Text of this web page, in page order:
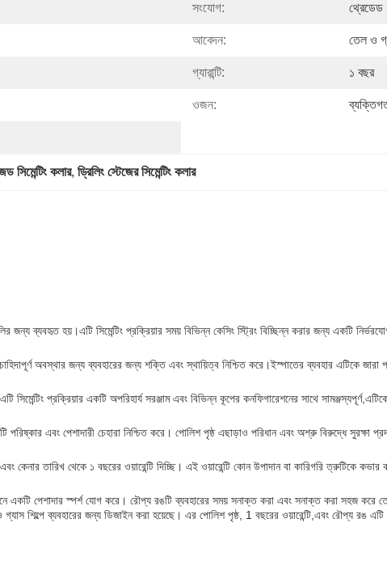
সংযোগ: থ্রেডেড
আবেদন: তেল ও
গ্যারান্টি: ১ বছর
ওজন:
সিমেন্টিং কলার, ড্রিলিং স্টেজের সিমেন্টিং কলার
জন্য ব্যবহৃত হয়।এটি সিমেন্টিং প্রক্রিয়ার সময় বিভিন্ন কেসিং স্ট্রিং বিচ্ছিন্ন করার জন্য একটি
অবস্থার জন্য ব্যবহারের জন্য শক্তি এবং স্থায়িত্ব নিশ্চিত করে।ইস্পাতের ব্যবহার এটিকে
সিমেন্টিং প্রক্রিয়ার একটি অপরিহার্য সরঞ্জাম এবং বিভিন্ন কূপের কনফিগারেশনের সাথে
এবং পেশাদারী চেহারা নিশ্চিত করে। পোলিশ পৃষ্ঠ এছাড়াও পরিধান এবং অশ্রু বিরুদ্ধে সুরক্ষা
কেনার তারিখ থেকে ১ বছরের ওয়ারেন্টি দিচ্ছি। এই ওয়ারেন্টি কোন উপাদান বা কারিগরি ত্রুটিকে
একটি পেশাদার স্পর্শ যোগ করে। রৌপ্য রঙটি ব্যবহারের সময় সনাক্ত করা এবং সনাক্ত করা সহজ করে
গ্যাস শিল্পে ব্যবহারের জন্য ডিজাইন করা হয়েছে। এর পোলিশ পৃষ্ঠ, 1 বছরের ওয়ারেন্টি,এবং রৌপ্য রঙ